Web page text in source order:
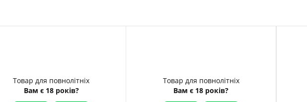
Товар для повнолітніх
Вам є 18 років?
Товар для повнолітніх
Вам є 18 років?